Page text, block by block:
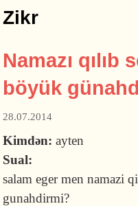
Zikr
Namazı qılıb
böyük
28.07.2014
Kimdən:ayten
Sual:
salam eger men namazi
gunahdirmi?